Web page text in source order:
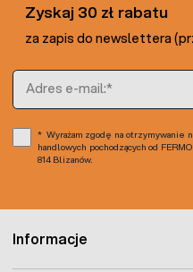
Informacje
Zyskaj 30 zł rabatu
za zapis do newslettera
Adres e-mail
Wyrażam zgodę na
handlowych pochodzących od
814 Blizanów.